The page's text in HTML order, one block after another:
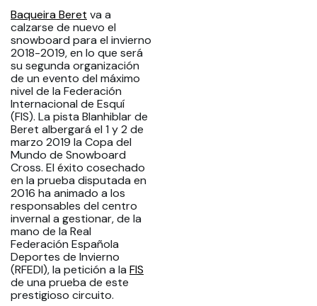
Baqueira Beret va a
calzarse de nuevo el
snowboard para el invierno
2018-2019, en lo que será
su segunda organización
de un evento del máximo
nivel de la Federación
Internacional de Esquí
(FIS). La pista Blanhiblar de
Beret albergará el 1 y 2 de
marzo 2019 la Copa del
Mundo de Snowboard
Cross. El éxito cosechado
en la prueba disputada en
2016 ha animado a los
responsables del centro
invernal a gestionar, de la
mano de la Real
Federación Española
Deportes de Invierno
(RFEDI), la petición a la FIS
de una prueba de este
prestigioso circuito.